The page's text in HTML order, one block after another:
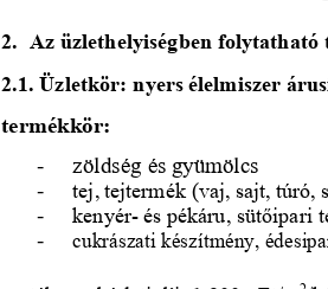
2.
Az üzlethelyiségben folytatható
2.1. Üzletkör: nyersélelmiszer
termékkör:
-
zöldség és gyümölcs
-
tej, tejtermék (vaj, sajt, túró,
-
kenyér-és pékáru, sütőipari
-
cukrászati készítmény,